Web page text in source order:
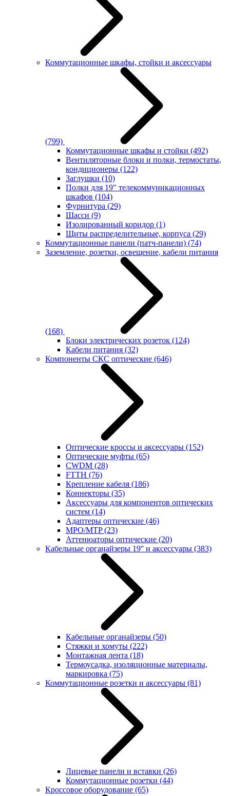
Коммутационные шкафы, стойки и аксессуары
(799)
Коммутационные шкафы и стойки (492)
Вентиляторные блоки и полки, термостаты,
кондиционеры (122)
Заглушки (10)
Полки для 19" телекоммуникационных
шкафов (104)
Фурнитура (29)
Шасси (9)
Изолированный коридор (1)
Щиты распределительные, корпуса (29)
Коммутационные панели (патч-панели) (74)
Заземление, розетки, освещение, кабели питания
(168)
Блоки электрических розеток (124)
Кабели питания (32)
Компоненты СКС оптические (646)
Оптические кроссы и аксессуары (152)
Оптические муфты (65)
CWDM (28)
FTTH (76)
Крепление кабеля (186)
Коннекторы (35)
Аксессуары для компонентов оптических
систем (14)
Адаптеры оптические (46)
MPO/MTP(23)
Аттенюаторы оптические (20)
Кабельные органайзеры 19'' и аксессуары (383)
Кабельные органайзеры (50)
Стяжки и хомуты (222)
Монтажная лента (18)
Термоусадка, изоляционные материалы,
маркировка (75)
Коммутационные розетки и аксессуары (81)
Лицевые панели и вставки (26)
Коммутационные розетки (44)
Кроссовое оборудование (65)